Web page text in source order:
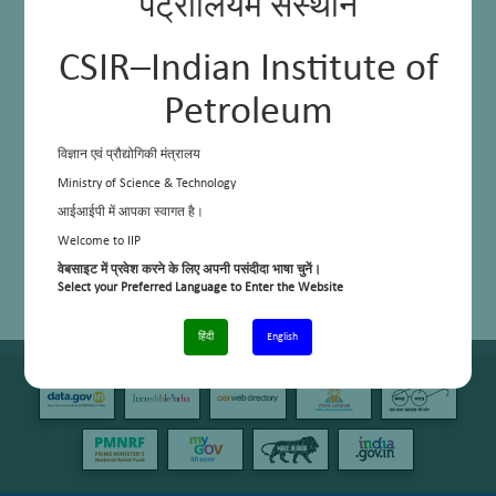
पेट्रोलियम संस्थान
CSIR–Indian Institute of
Petroleum
विज्ञान एवं प्रौद्योगिकी मंत्रालय
Ministry of Science & Technology
आईआईपी में आपका स्वागत है।
Welcome to IIP
वेबसाइट में प्रवेश करने के लिए अपनी पसंदीदा भाषा चुनें।
Select your Preferred Language to Enter the Website
हिंदी English